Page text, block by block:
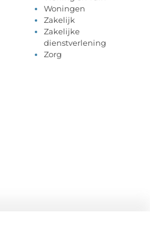
Woningen
Zakelijk
Zakelijke
dienstverlening
Zorg